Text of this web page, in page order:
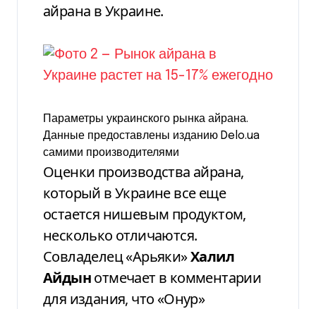
айрана в Украине.
Параметры украинского рынка айрана.
Данные предоставлены изданию Delo.ua
самими производителями
Оценки производства айрана,
который в Украине все еще
остается нишевым продуктом,
несколько отличаются.
Совладелец «Арьяки»Халил
Айдынотмечает в комментарии
для издания, что «Онур»